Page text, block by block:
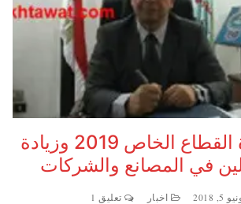
تفاصيل علاوة القطاع الخاص 2019 وزيادة
في المصانع والشركات
5, 2018 اخبار تعليق 1